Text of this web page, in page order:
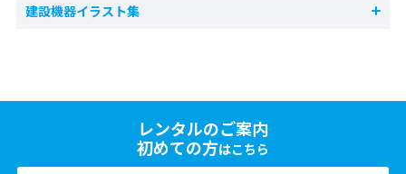
建設機器イラスト集
レンタルのご案内
初めての方はこちら